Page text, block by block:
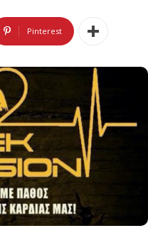
Pinterest